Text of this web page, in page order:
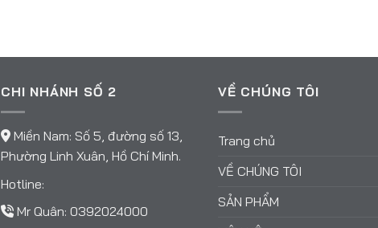
CHI NHÁNH SỐ 2
Miền Nam: Số 5, đường số 13,
Phường Linh Xuân, Hồ Chí Minh.
Hotline:
Mr Quân: 0392024000
VỀ CHÚNG TÔI
Trang chủ
VỀ CHÚNG TÔI
SẢN PHẨM